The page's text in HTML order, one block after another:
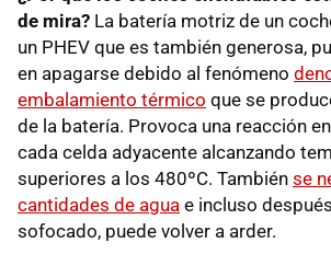
de mira? La batería motriz de un
un PHEV que es también generosa,
en apagarse debido al fenómeno
embalamiento térmico que se
de la batería. Provoca una reacción
cada celda adyacente alcanzando
superiores a los 480ºC. También se
cantidades de agua e incluso
sofocado, puede volver a arder.